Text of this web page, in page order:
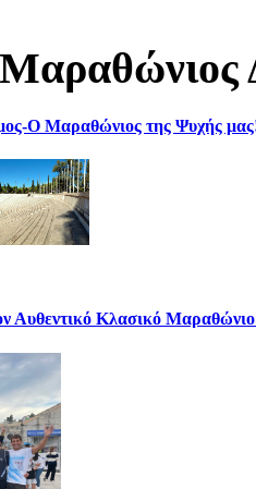
Ο Μαραθώνιος της Ψυχής
Αυθεντικό Κλασικό